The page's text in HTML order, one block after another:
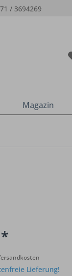
/ 3694269
Magazin
Lieferung!